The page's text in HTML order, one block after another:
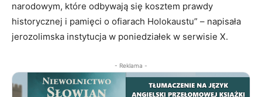
narodowym, które odbywają się kosztem prawdy
historycznej i pamięci o ofiarach Holokaustu” – napisała
jerozolimska instytucja w poniedziałek w serwisie X.
- Reklama -